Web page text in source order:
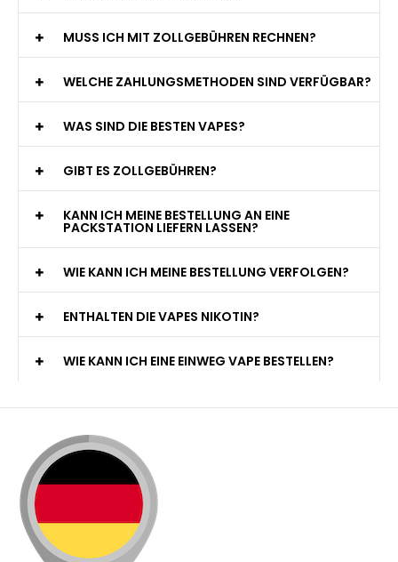
MUSS ICH MIT ZOLLGEBÜHREN RECHNEN?
WELCHE ZAHLUNGSMETHODEN SIND VERFÜGBAR?
WAS SIND DIE BESTEN VAPES?
GIBT ES ZOLLGEBÜHREN?
KANN ICH MEINE BESTELLUNG AN EINE
PACKSTATION LIEFERN LASSEN?
WIE KANN ICH MEINE BESTELLUNG VERFOLGEN?
ENTHALTEN DIE VAPES NIKOTIN?
WIE KANN ICH EINE EINWEG VAPE BESTELLEN?